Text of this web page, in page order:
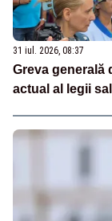
31 iul. 2026, 08:37
Greva generală
actual al legii